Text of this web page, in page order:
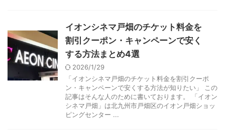
イオンシネマ戸畑のチケット料金を
割引クーポン・キャンペーンで安く
する方法まとめ4選
2026/1/29
「イオンシネマ戸畑のチケット料金を割引クーポ
ン・キャンペーンで安くする方法が知りたい」 この
記事はそんな人のために書いております。 「イオン
シネマ戸畑」は北九州市戸畑区のイオン戸畑ショッ
ピングセンター ...